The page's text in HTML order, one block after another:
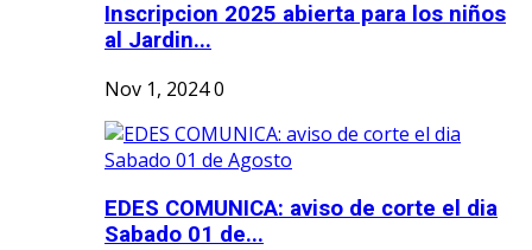
Inscripcion 2025 abierta para los niños
al Jardin...
Nov 1, 20240
EDES COMUNICA: aviso de corte el dia
Sabado 01 de...